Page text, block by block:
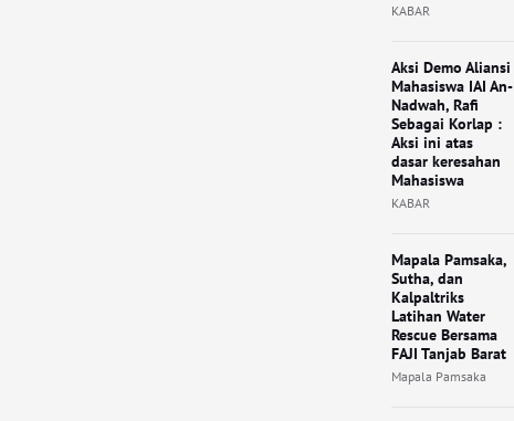
KABAR
Aksi Demo Aliansi
Mahasiswa IAI An-
Nadwah, Rafi
Sebagai Korlap :
Aksi ini atas
dasar keresahan
Mahasiswa
KABAR
Mapala Pamsaka,
Sutha, dan
Kalpaltriks
Latihan Water
Rescue Bersama
FAJI Tanjab Barat
Mapala Pamsaka